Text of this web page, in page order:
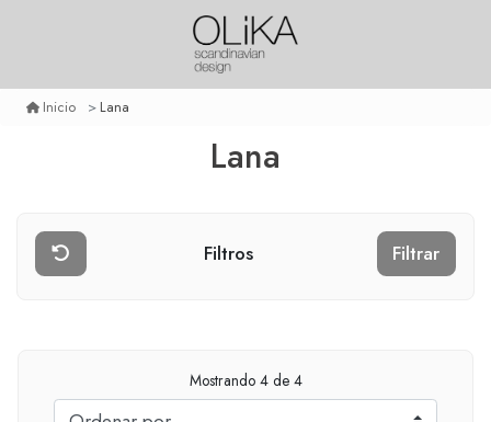
Inicio Lana
Lana
Filtros Filtrar
Mostrando 4de 4